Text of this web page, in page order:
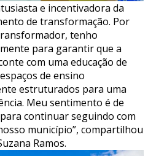
e incentivadora da
de transformação. Por
tenho
para garantir que a
com uma educação de
de ensino
estruturados para uma
Meu sentimento é de
continuar seguindo com
município”, compartilhou
Ramos.